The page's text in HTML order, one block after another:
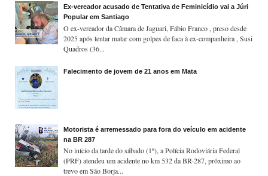
Ex-vereador acusado de Tentativa de Feminicídio vai a Júri
Popular em Santiago
O ex-vereador da Câmara de Jaguari, Fábio Franco , preso desde
2025 após tentar matar com golpes de faca à ex-companheira , Susi
Quadros (36...
Falecimento de jovem de 21 anos em Mata
Motorista é arremessado para fora do veículo em acidente
na BR 287
No início da tarde do sábado (1º), a Polícia Rodoviária Federal
(PRF) atendeu um acidente no km 532 da BR-287, próximo ao
trevo em São Borja...